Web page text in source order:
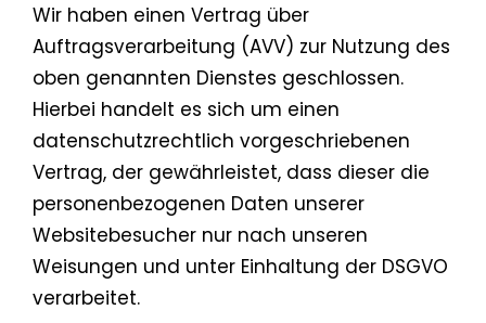
Wir haben einen Vertrag über
Auftragsverarbeitung (AVV) zur Nutzung des
oben genannten Dienstes geschlossen.
Hierbei handelt es sich um einen
datenschutzrechtlich vorgeschriebenen
Vertrag, der gewährleistet, dass dieser die
personenbezogenen Daten unserer
Websitebesucher nur nach unseren
Weisungen und unter Einhaltung der DSGVO
verarbeitet.